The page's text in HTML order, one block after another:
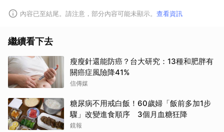
內容已至結尾。請注意，部分內容可能未顯示。 查看資訊
繼續看下去
瘦瘦針還能防癌？台大研究：13種和肥胖有
關癌症風險降41%
信傳媒
糖尿病不用戒白飯！60歲婦「飯前多加1步
驟」改變進食順序 3個月血糖狂降
鏡報